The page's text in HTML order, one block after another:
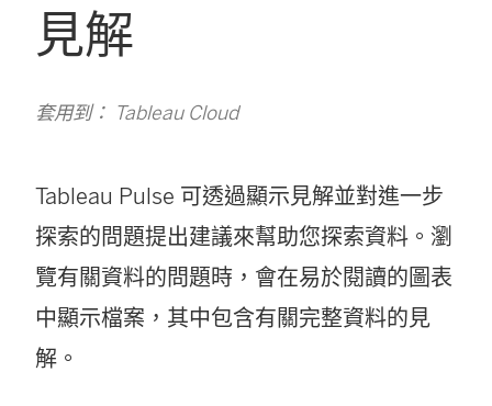
見解
套用到： Tableau Cloud
Tableau Pulse 可透過顯示見解並對進一步
探索的問題提出建議來幫助您探索資料。瀏
覽有關資料的問題時，會在易於閱讀的圖表
中顯示檔案，其中包含有關完整資料的見
解。